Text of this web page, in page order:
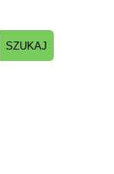
Search